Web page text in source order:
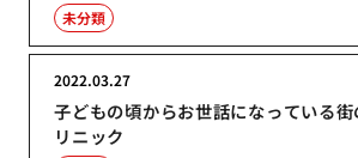
未分類
子どもの頃からお世話になっている
リニック
2022.03.27